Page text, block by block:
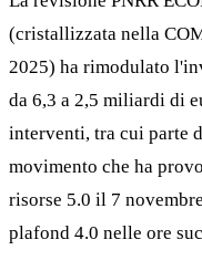
(cristallizzata nella
2025) ha rimodulato
da 6,3 a 2,5 miliardi di
interventi, tra cui parte
movimento che ha
risorse 5.0 il 7
plafond 4.0 nelle ore